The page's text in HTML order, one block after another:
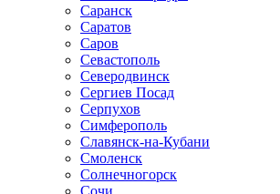
Саранск
Саратов
Саров
Севастополь
Северодвинск
Сергиев Посад
Серпухов
Симферополь
Славянск-на-Кубани
Смоленск
Солнечногорск
Сочи